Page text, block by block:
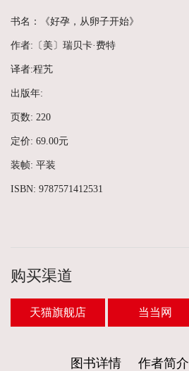
书名：《好孕，从卵子开始》
作者:〔美〕瑞贝卡·费特
译者:程艽
出版年:
页数: 220
定价: 69.00元
装帧: 平装
ISBN: 9787571412531
购买渠道
天猫旗舰店 当当网
图书详情 作者简介